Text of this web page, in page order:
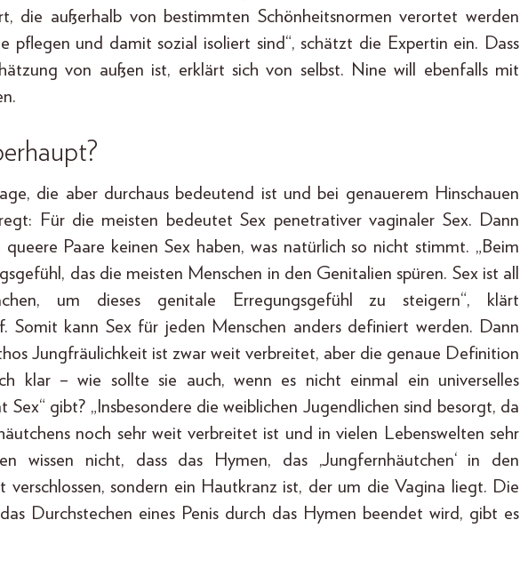
die außerhalb von bestimmten Schönheitsnormen verortet werden
pflegen und damit sozial isoliert sind“, schätzt die Expertin ein. Dass
von außen ist, erklärt sich von selbst. Nine will ebenfalls mit
die aber durchaus bedeutend ist und bei genauerem Hinschauen
Für die meisten bedeutet Sex penetrativer vaginaler Sex. Dann
queere Paare keinen Sex haben, was natürlich so nicht stimmt. „Beim
das die meisten Menschen in den Genitalien spüren. Sex ist all
um dieses genitale Erregungsgefühl zu steigern“, klärt
Somit kann Sex für jeden Menschen anders definiert werden. Dann
Jungfräulichkeit ist zwar weit verbreitet, aber die genaue Definition
klar – wie sollte sie auch, wenn es nicht einmal ein universelles
Sex“ gibt? „Insbesondere die weiblichen Jugendlichen sind besorgt, da
noch sehr weit verbreitet ist und in vielen Lebenswelten sehr
wissen nicht, dass das Hymen, das ‚Jungfernhäutchen‘ in den
verschlossen, sondern ein Hautkranz ist, der um die Vagina liegt. Die
Durchstechen eines Penis durch das Hymen beendet wird, gibt es